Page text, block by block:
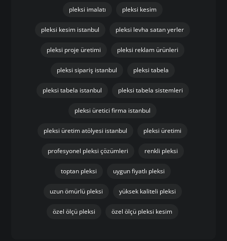
pleksi imalatı pleksi kesim
pleksi kesim istanbul pleksi levha satan yerler
pleksi proje üretimi pleksi reklam ürünleri
pleksi sipariş istanbul pleksi tabela
pleksi tabela istanbul pleksi tabela sistemleri
pleksi üretici firma istanbul
pleksi üretim atölyesi istanbul pleksi üretimi
profesyonel pleksi çözümleri renkli pleksi
toptan pleksi uygun fiyatlı pleksi
uzun ömürlü pleksi yüksek kaliteli pleksi
özel ölçü pleksi özel ölçü pleksi kesim